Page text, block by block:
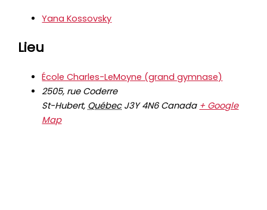
Yana Kossovsky
Lieu
École Charles-LeMoyne (grand gymnase)
2505, rue Coderre
St-Hubert, Québec J3Y 4N6 Canada + Google
Map